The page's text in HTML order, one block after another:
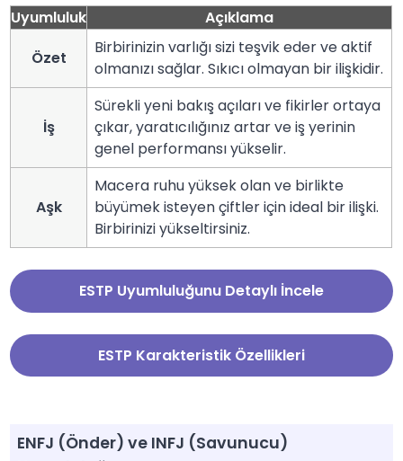
Uyumluluk
Açıklama
Özet
Birbirinizin varlığı sizi teşvik eder ve aktif
olmanızı sağlar. Sıkıcı olmayan bir ilişkidir.
İş
Sürekli yeni bakış açıları ve fikirler ortaya
çıkar, yaratıcılığınız artar ve iş yerinin
genel performansı yükselir.
Aşk
Macera ruhu yüksek olan ve birlikte
büyümek isteyen çiftler için ideal bir ilişki.
Birbirinizi yükseltirsiniz.
ESTP Uyumluluğunu Detaylı İncele
ESTP Karakteristik Özellikleri
ENFJ (Önder) ve INFJ (Savunucu)